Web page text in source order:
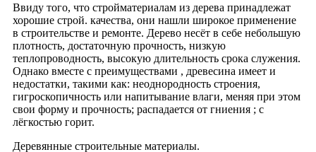
Ввиду того, что стройматериалам из дерева принадлежат
хорошие строй. качества, они нашли широкое применение
в строительстве и ремонте. Дерево несёт в себе небольшую
плотность, достаточную прочность, низкую
теплопроводность, высокую длительность срока служения.
Однако вместе с преимуществами , древесина имеет и
недостатки, такими как: неоднородность строения,
гигроскопичность или напитывание влаги, меняя при этом
свои форму и прочность; распадается от гниения ; с
лёгкостью горит.
Деревянные строительные материалы.